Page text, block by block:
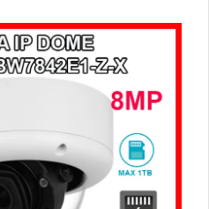
khe cắm thẻ nhớ 256GB lưu
và mức giá phải chăng